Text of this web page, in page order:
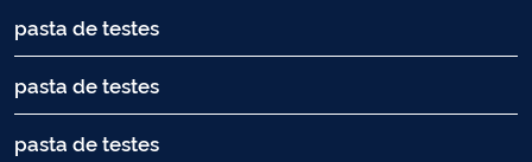
pasta de testes
pasta de testes
pasta de testes